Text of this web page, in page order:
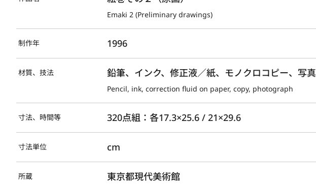
Emaki 2 (Preliminary drawings)
制作年 1996
材質、技法 鉛筆、インク、修正液／紙、モノクロコピー、写真
Pencil, ink, correction fluid on paper, copy, photograph
寸法、時間等 320点組：各17.3×25.6 / 21×29.6
寸法単位 cm
所蔵 東京都現代美術館